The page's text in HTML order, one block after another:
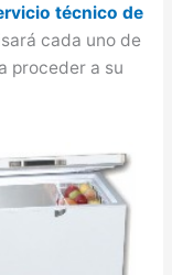
técnico de
cada uno de
proceder a su